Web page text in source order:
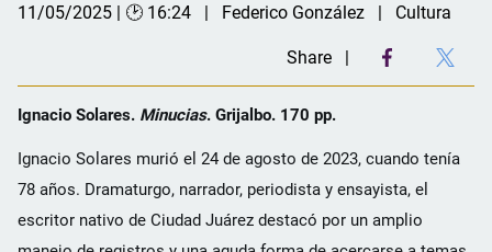
11/05/2025 | 🕑 16:24 Federico González Cultura
Share
Ignacio Solares. Minucias. Grijalbo. 170 pp.
Ignacio Solares murió el 24 de agosto de 2023, cuando tenía
78 años. Dramaturgo, narrador, periodista y ensayista, el
escritor nativo de Ciudad Juárez destacó por un amplio